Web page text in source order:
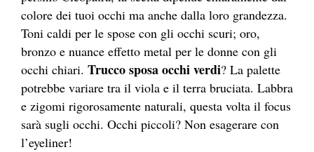
colore dei tuoi occhi ma anche dalla loro grandezza.
Toni caldi per le spose con gli occhi scuri; oro,
bronzo e nuance effetto metal per le donne con gli
occhi chiari. Trucco sposa occhi verdi? La palette
potrebbe variare tra il viola e il terra bruciata. Labbra
e zigomi rigorosamente naturali, questa volta il focus
sarà sugli occhi. Occhi piccoli? Non esagerare con
l’eyeliner!